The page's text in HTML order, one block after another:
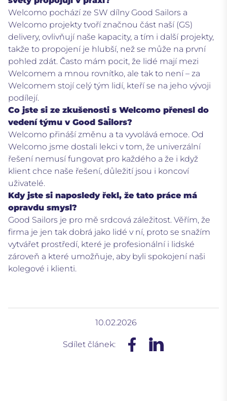
Welcomo pochází ze SW dílny Good Sailors a
Welcomo projekty tvoří značnou část naší (GS)
delivery, ovlivňují naše kapacity, a tím i další projekty,
takže to propojení je hlubší, než se může na první
pohled zdát. Často mám pocit, že lidé mají mezi
Welcomem a mnou rovnítko, ale tak to není – za
Welcomem stojí celý tým lidí, kteří se na jeho vývoji
podílejí.
Co jste si ze zkušenosti s Welcomo přenesl do
vedení týmu v Good Sailors?
Welcomo přináší změnu a ta vyvolává emoce. Od
Welcomo jsme dostali lekci v tom, že univerzální
řešení nemusí fungovat pro každého a že i když
klient chce naše řešení, důležití jsou i koncoví
uživatelé.
Kdy jste si naposledy řekl, že tato práce má
opravdu smysl?
Good Sailors je pro mě srdcová záležitost. Věřím, že
firma je jen tak dobrá jako lidé v ní, proto se snažím
vytvářet prostředí, které je profesionální i lidské
zároveň a které umožňuje, aby byli spokojení naši
kolegové i klienti.
10.02.2026
Sdílet článek: